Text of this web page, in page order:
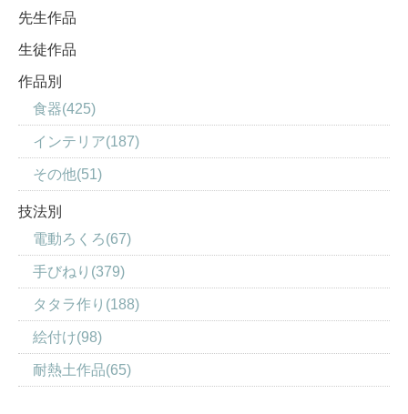
先生作品
生徒作品
作品別
食器(425)
インテリア(187)
その他(51)
技法別
電動ろくろ(67)
手びねり(379)
タタラ作り(188)
絵付け(98)
耐熱土作品(65)